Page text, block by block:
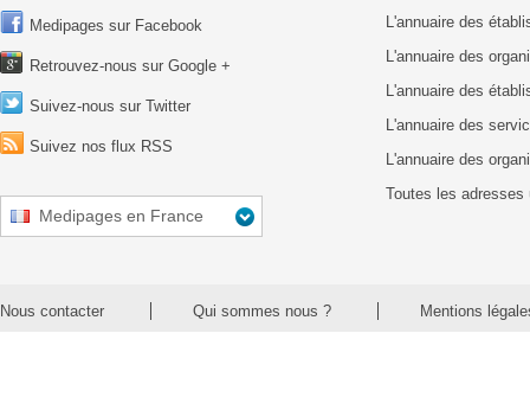
Medipages sur Facebook
Retrouvez-nous sur Google +
Suivez-nous sur Twitter
Suivez nos flux RSS
Medipages en France
L'annuaire des
L'annuaire des
L'annuaire des
L'annuaire des
L'annuaire des
Toutes les adresses
Nous contacter Qui sommes nous ? Mentions